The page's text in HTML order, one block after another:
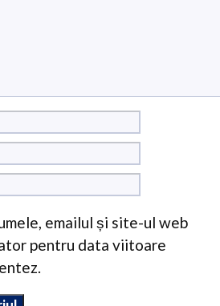
emailul și site-ul web
pentru data viitoare